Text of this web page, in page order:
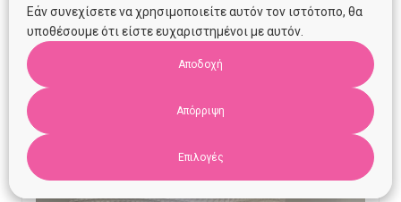
Εάν συνεχίσετε να χρησιμοποιείτε αυτόν τον ιστότοπο, θα
υποθέσουμε ότι είστε ευχαριστημένοι με αυτόν.
Αποδοχή
Απόρριψη
Επιλογές